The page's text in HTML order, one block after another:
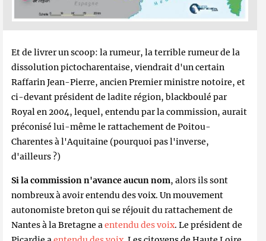
Et de livrer un scoop: la rumeur, la terrible rumeur de la
dissolution pictocharentaise, viendrait d'un certain
Raffarin Jean-Pierre, ancien Premier ministre notoire, et
ci-devant président de ladite région, blackboulé par
Royal en 2004, lequel, entendu par la commission, aurait
préconisé lui-même le rattachement de Poitou-
Charentes à l'Aquitaine (pourquoi pas l'inverse,
d'ailleurs ?)
Si la commission n'avance aucun nom, alors ils sont
nombreux à avoir entendu des voix. Un mouvement
autonomiste breton qui se réjouit du rattachement de
Nantes à la Bretagne aentendu des voix. Le président de